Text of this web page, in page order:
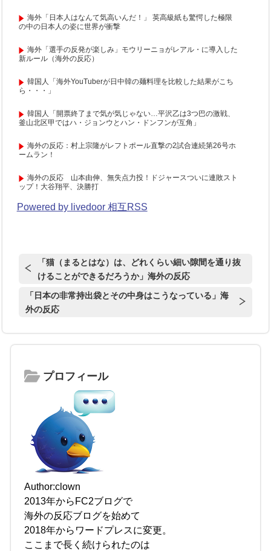
海外「日本人はなんて気高いんだ！」 英高級紙も驚愕した極限
の中の日本人の姿に世界が衝撃
海外「選手の反発が楽しみ」モウリーニョがレアル・に導入した
新ルール（海外の反応）
韓国人「海外YouTuberが日中韓の麺料理を比較した結果がこち
ら・・・」
韓国人「開票終了まで気が気じゃない…平沢乙は3つ巴の激戦、
釜山北区甲ではハ・ジョンウとハン・ドンフンが互角」
海外の反応：村上宗隆がレフトポール直撃の2試合連続第26号ホ
ームラン！
海外の反応 山本由伸、無失点力投！ドジャースついに連敗スト
ップ！大谷翔平、決勝打
Powered by livedoor 相互RSS
「猫（まるとはな）は、どれくらい細い隙間を通り抜
けることができるだろうか」海外の反応
「日本の非常持出袋とその中身はこうなっている」海
外の反応
プロフィール
Author:clown
2013年からFC2ブログで
海外の反応ブログを始めて
2018年からワードプレスに変更。
ここまで長く続けられたのは